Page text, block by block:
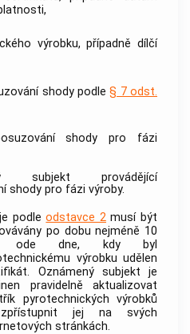
výrobku, případně dílčí
shody podle§ 7 odst.
shody pro fázi
subjekt provádějící
shody pro fázi výroby.
podleodstavce 2musí být
po dobu nejméně 10
ode dne, kdy byl
výrobku udělen
. Oznámený subjekt je
pravidelně aktualizovat
pyrotechnických výrobků
jej na svých
stránkách.